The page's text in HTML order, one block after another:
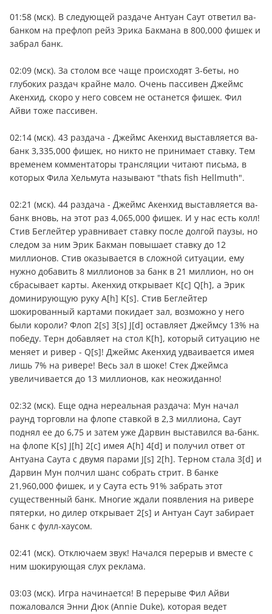
01:58 (мск). В следующей раздаче Антуан Саут ответил ва-
банком на префлоп рейз Эрика Бакмана в 800,000 фишек и
забрал банк.
02:09 (мск). За столом все чаще происходят 3-беты, но
глубоких раздач крайне мало. Очень пассивен Джеймс
Акенхид, скоро у него совсем не останется фишек. Фил
Айви тоже пассивен.
02:14 (мск). 43 раздача - Джеймс Акенхид выставляется ва-
банк 3,335,000 фишек, но никто не принимает ставку. Тем
временем комментаторы трансляции читают письма, в
которых Фила Хельмута называют "thats fish Hellmuth".
02:21 (мск). 44 раздача - Джеймс Акенхид выставляется ва-
банк вновь, на этот раз 4,065,000 фишек. И у нас есть колл!
Стив Беглейтер уравнивает ставку после долгой паузы, но
следом за ним Эрик Бакман повышает ставку до 12
миллионов. Стив оказывается в сложной ситуации, ему
нужно добавить 8 миллионов за банк в 21 миллион, но он
сбрасывает карты. Акенхид открывает K[c] Q[h], а Эрик
доминирующую руку A[h] K[s]. Стив Беглейтер
шокированный картами покидает зал, возможно у него
были короли? Флоп 2[s] 3[s] J[d] оставляет Джеймсу 13% на
победу. Терн добавляет на стол K[h], который ситуацию не
меняет и ривер - Q[s]! Джеймс Акенхид удваивается имея
лишь 7% на ривере! Весь зал в шоке! Стек Джеймса
увеличивается до 13 миллионов, как неожиданно!
02:32 (мск). Еще одна нереальная раздача: Мун начал
раунд торговли на флопе ставкой в 2,3 миллиона, Саут
поднял ее до 6,75 и затем уже Дарвин выставился ва-банк.
на флопе K[s] J[h] 2[c] имея A[h] 4[d] и получил ответ от
Антуана Саута с двумя парами J[s] 2[h]. Терном стала 3[d] и
Дарвин Мун полчил шанс собрать стрит. В банке
21,960,000 фишек, и у Саута есть 91% забрать этот
существенный банк. Многие ждали появления на ривере
пятерки, но дилер открывает 2[s] и Антуан Саут забирает
банк с фулл-хаусом.
02:41 (мск). Отключаем звук! Начался перерыв и вместе с
ним шокирующая слух реклама.
03:03 (мск). Игра начинается! В перерыве Фил Айви
пожаловался Энни Дюк (Annie Duke), которая ведет